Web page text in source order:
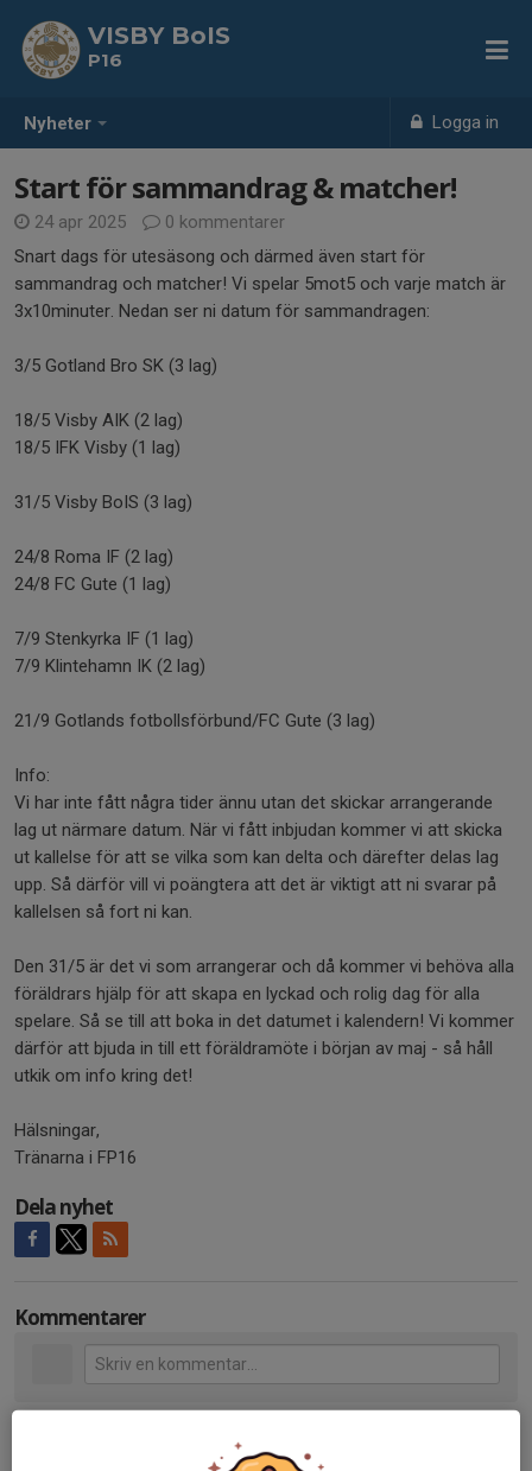
Nyheter Logga in
VISBY BoIS
P16
Start för sammandrag & matcher!
24 apr 2025
0 kommentarer
Snart dags för utesäsong och därmed även start för
sammandrag och matcher! Vi spelar 5mot5 och varje match är
3x10minuter. Nedan ser ni datum för sammandragen:
3/5 Gotland Bro SK (3 lag)
18/5 Visby AIK (2 lag)
18/5 IFK Visby (1 lag)
31/5 Visby BoIS (3 lag)
24/8 Roma IF (2 lag)
24/8 FC Gute (1 lag)
7/9 Stenkyrka IF (1 lag)
7/9 Klintehamn IK (2 lag)
21/9 Gotlands fotbollsförbund/FC Gute (3 lag)
Info:
Vi har inte fått några tider ännu utan det skickar arrangerande
lag ut närmare datum. När vi fått inbjudan kommer vi att skicka
ut kallelse för att se vilka som kan delta och därefter delas lag
upp. Så därför vill vi poängtera att det är viktigt att ni svarar på
kallelsen så fort ni kan.
Den 31/5 är det vi som arrangerar och då kommer vi behöva alla
föräldrars hjälp för att skapa en lyckad och rolig dag för alla
spelare. Så se till att boka in det datumet i kalendern! Vi kommer
därför att bjuda in till ett föräldramöte i början av maj - så håll
utkik om info kring det!
Hälsningar,
Tränarna i FP16
Dela nyhet
Kommentarer